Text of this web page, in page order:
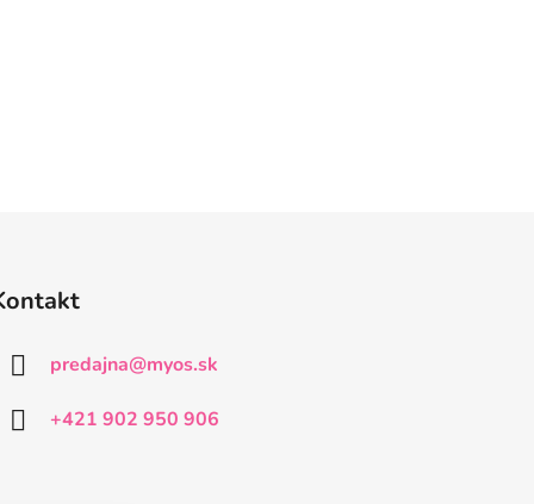
predajna@myos.sk
+421 902 950 906